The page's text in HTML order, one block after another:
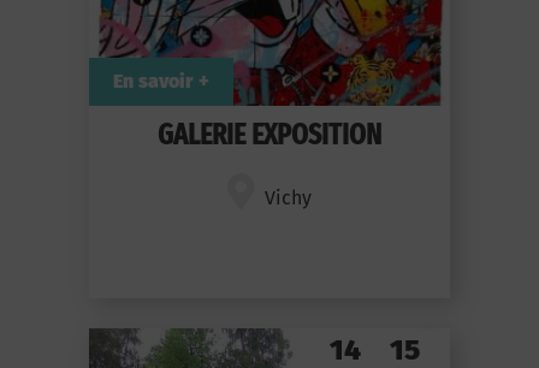
GALERIE EXPOSITION
Vichy
En savoir +
14 15